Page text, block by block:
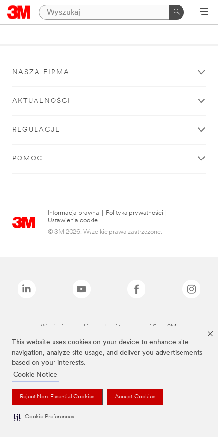
This website uses cookies on your device to enhance site
navigation, analyze site usage, and deliver you advertisements
based on your interests.
Cookie Notice
Reject Non-Essential Cookies Accept Cookies
Cookie Preferences
NASZA FIRMA
AKTUALNOŚCI
REGULACJE
POMOC
Informacja prawna Polityka prywatności
Ustawienia cookie
© 3M 2026. Wszelkie prawa zastrzeżone.
Wymienione marki są znakami towarowymi firmy 3M.